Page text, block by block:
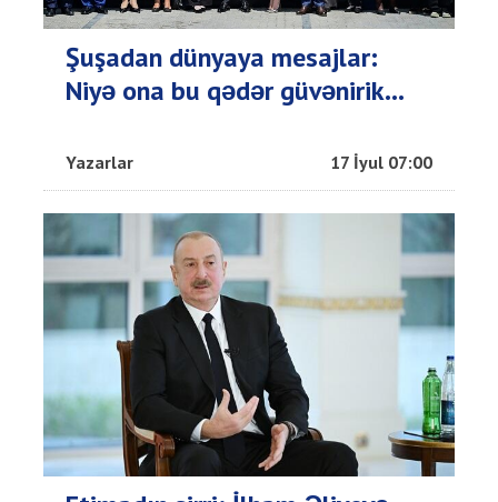
Şuşadan dünyaya mesajlar:
Niyə ona bu qədər güvənirik...
Yazarlar 17 İyul 07:00